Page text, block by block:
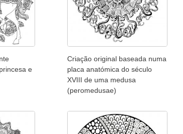
e
Criação original baseada numa
placa anatómica do século
XVIII de uma medusa
(peromedusae)